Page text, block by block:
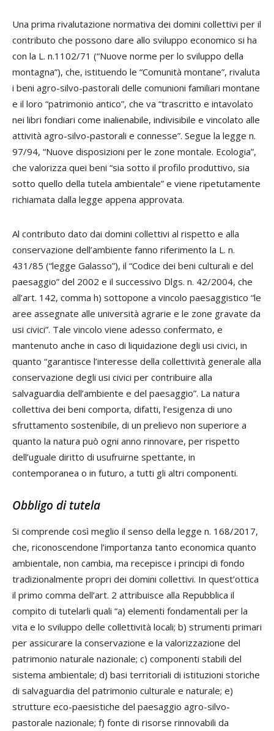
Una prima rivalutazione normativa dei domini collettivi per il
contributo che possono dare allo sviluppo economico si ha
con la L. n.1102/71 (“Nuove norme per lo sviluppo della
montagna”), che, istituendo le “Comunità montane”, rivaluta
i beni agro-silvo-pastorali delle comunioni familiari montane
e il loro “patrimonio antico”, che va “trascritto e intavolato
nei libri fondiari come inalienabile, indivisibile e vincolato alle
attività agro-silvo-pastorali e connesse”. Segue la legge n.
97/94, “Nuove disposizioni per le zone montale. Ecologia”,
che valorizza quei beni “sia sotto il profilo produttivo, sia
sotto quello della tutela ambientale” e viene ripetutamente
richiamata dalla legge appena approvata.
Al contributo dato dai domini collettivi al rispetto e alla
conservazione dell’ambiente fanno riferimento la L. n.
431/85 (“legge Galasso”), il “Codice dei beni culturali e del
paesaggio” del 2002 e il successivo Dlgs. n. 42/2004, che
all’art. 142, comma h) sottopone a vincolo paesaggistico “le
aree assegnate alle università agrarie e le zone gravate da
usi civici”. Tale vincolo viene adesso confermato, e
mantenuto anche in caso di liquidazione degli usi civici, in
quanto “garantisce l’interesse della collettività generale alla
conservazione degli usi civici per contribuire alla
salvaguardia dell’ambiente e del paesaggio”. La natura
collettiva dei beni comporta, difatti, l’esigenza di uno
sfruttamento sostenibile, di un prelievo non superiore a
quanto la natura può ogni anno rinnovare, per rispetto
dell’uguale diritto di usufruirne spettante, in
contemporanea o in futuro, a tutti gli altri componenti.
Obbligo di tutela
Si comprende così meglio il senso della legge n. 168/2017,
che, riconoscendone l’importanza tanto economica quanto
ambientale, non cambia, ma recepisce i principi di fondo
tradizionalmente propri dei domini collettivi. In quest’ottica
il primo comma dell’art. 2 attribuisce alla Repubblica il
compito di tutelarli quali “a) elementi fondamentali per la
vita e lo sviluppo delle collettività locali; b) strumenti primari
per assicurare la conservazione e la valorizzazione del
patrimonio naturale nazionale; c) componenti stabili del
sistema ambientale; d) basi territoriali di istituzioni storiche
di salvaguardia del patrimonio culturale e naturale; e)
strutture eco-paesistiche del paesaggio agro-silvo-
pastorale nazionale; f) fonte di risorse rinnovabili da